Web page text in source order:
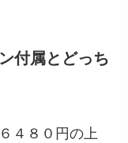
付属とどっち
４８０円の上